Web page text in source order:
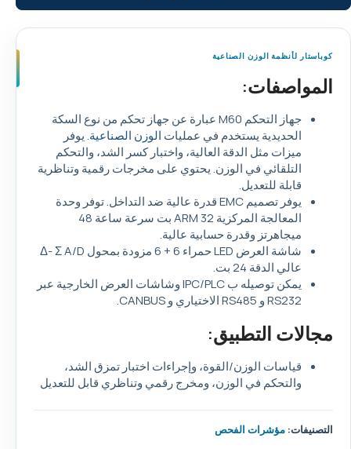
كوباستار لأنظمة الوزن الصناعية
المواصفات:
جهاز التحكم M60 عبارة عن جهاز تحكم من نوع السكة
الحديدية يستخدم في عمليات الوزن الصناعية. يوفر
ميزات مثل الدقة العالية، واختبار كسر الشد، والتحكم
التلقائي في الوزن. يحتوي على مخرجات رقمية وتناظرية
قابلة للتعديل.
يوفر تصميم EMC قدرة عالية ضد التداخل. توفر وحدة
المعالجة المركزية ARM 32 بت سرعة ساعة 48
ميجاهرتز وقدرة حسابية عالية.
شاشة العرض LED حمراء 6 + 6 مزودة بمحول Δ- Σ A/D
عالي الدقة 24 بت.
يمكن توصيله ب IPC/PLC وشاشات العرض الخارجية عبر
RS232 و RS485 الاختياري و CANBUS.
مجالات التطبيق:
قياسات الوزن/القوة، وإجراءات اختبار تمزق الشد،
والتحكم في الوزن، ومخرج رقمي وتناظري قابل للتعديل
التصنيفات: مؤشرات الفحص